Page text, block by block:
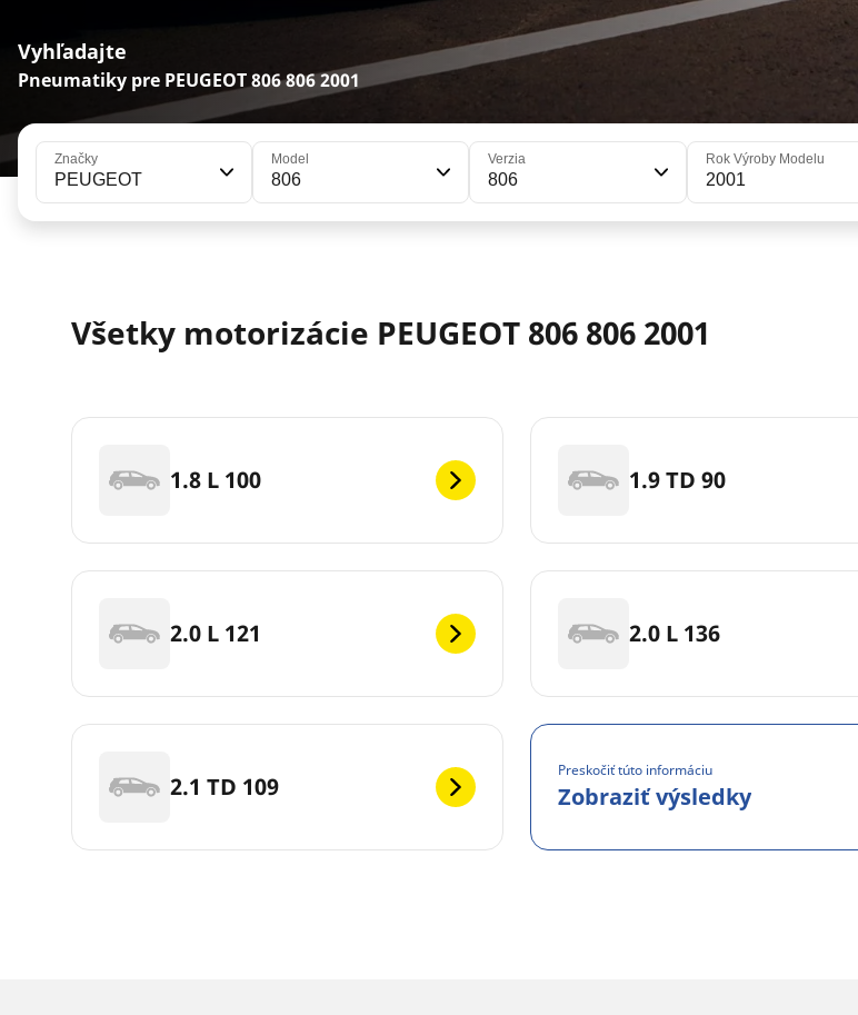
Vyhľadajte
Pneumatiky pre PEUGEOT 806 806 2001
Značky
PEUGEOT
Model
806
Verzia
806
Rok Výroby Modelu
2001
Všetky motorizácie PEUGEOT 806 806 2001
1.8 L 100 1.9 TD 90
2.0 L 121 2.0 L 136
2.1 TD 109
Preskočiť túto informáciu
Zobraziť výsledky